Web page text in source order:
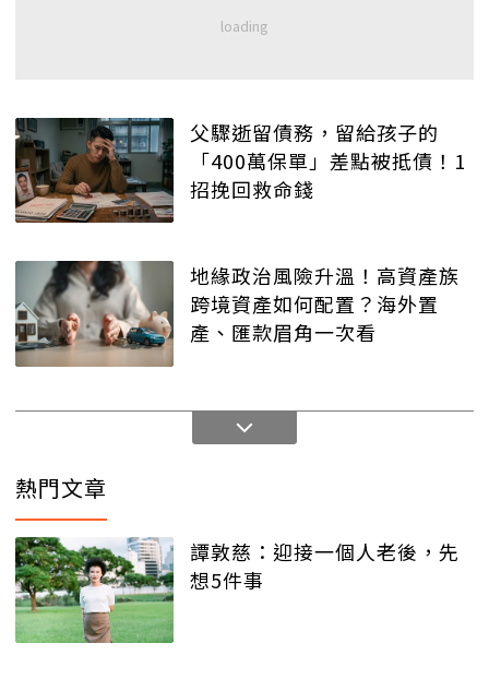
父驟逝留債務，留給孩子的
「400萬保單」差點被抵債！1
招挽回救命錢
地緣政治風險升溫！高資產族
跨境資產如何配置？海外置
產、匯款眉角一次看
熱門文章
譚敦慈：迎接一個人老後，先
想5件事